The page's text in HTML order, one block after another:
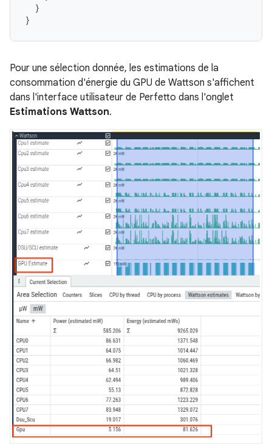
  }
Pour une sélection donnée, les estimations de la
consommation d'énergie du GPU de Wattson s'affichent
dans l'interface utilisateur de Perfetto dans l'onglet
Estimations Wattson.